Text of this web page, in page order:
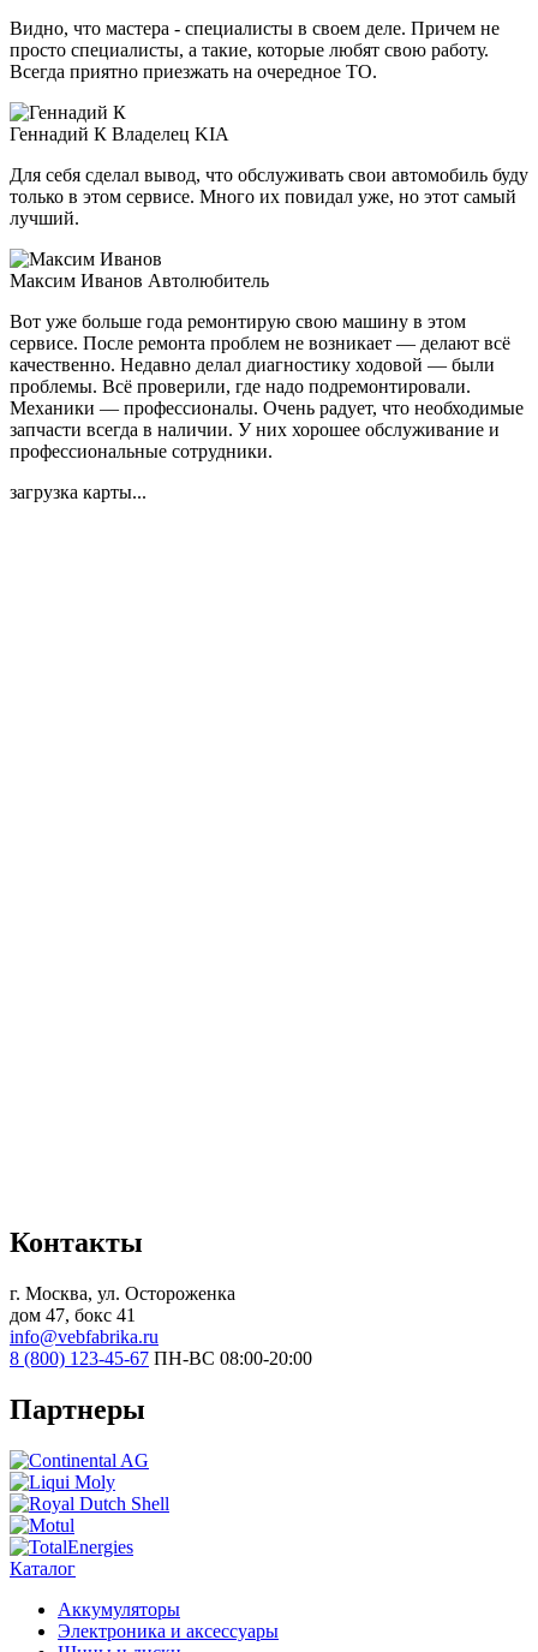
Видно, что мастера - специалисты в своем деле. Причем не
просто специалисты, а такие, которые любят свою работу.
Всегда приятно приезжать на очередное ТО.
Геннадий К Владелец KIA
Для себя сделал вывод, что обслуживать свои автомобиль буду
только в этом сервисе. Много их повидал уже, но этот самый
лучший.
Максим Иванов Автолюбитель
Вот уже больше года ремонтирую свою машину в этом
сервисе. После ремонта проблем не возникает — делают всё
качественно. Недавно делал диагностику ходовой — были
проблемы. Всё проверили, где надо подремонтировали.
Механики — профессионалы. Очень радует, что необходимые
запчасти всегда в наличии. У них хорошее обслуживание и
профессиональные сотрудники.
загрузка карты...
Контакты
г. Москва, ул. Остороженка
дом 47, бокс 41
info@vebfabrika.ru
8 (800) 123-45-67 ПН-ВС 08:00-20:00
Партнеры
Каталог
Аккумуляторы
Электроника и аксессуары